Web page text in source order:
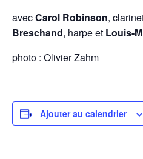
avecCarol Robinson,
Breschand, harpe et Louis-
photo : Olivier Zahm
Ajouter au calendrier